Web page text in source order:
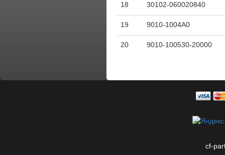
18 30102-060020840
19 9010-1004A0
20 9010-100530-20000
cf-